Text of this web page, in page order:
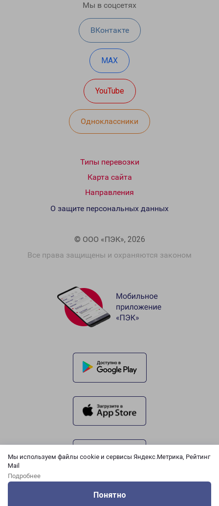
Мы используем файлы cookie и сервисы Яндекс.Метрика, Рейтинг
Mail
Подробнее
Понятно
Мы в соцсетях
ВКонтакте
MAX
YouTube
Одноклассники
Типы перевозки
Карта сайта
Направления
© ООО «ПЭК», 2026
Все права защищены и охраняются законом
О защите персональных данных